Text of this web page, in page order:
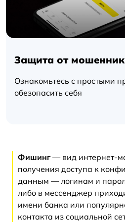
Защита от
Ознакомьтесь с простыми
обезопасить себя
Фишинг— вид интернет-
получения доступа к
данным — логинам и
либо в мессенджер
имени банка или
контакта из социальной